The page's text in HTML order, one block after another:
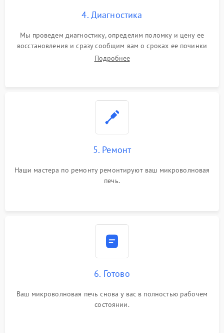
4. Диагностика
Мы проведем диагностику, определим поломку и цену ее
восстановления и сразу сообщим вам о сроках ее починки
Подробнее
5. Ремонт
Наши мастера по ремонту ремонтируют ваш микроволновая
печь.
6. Готово
Ваш микроволновая печь снова у вас в полностью рабочем
состоянии.